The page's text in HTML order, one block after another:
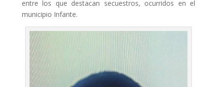
entre los que destacan secuestros, ocurridos en el
municipio Infante.